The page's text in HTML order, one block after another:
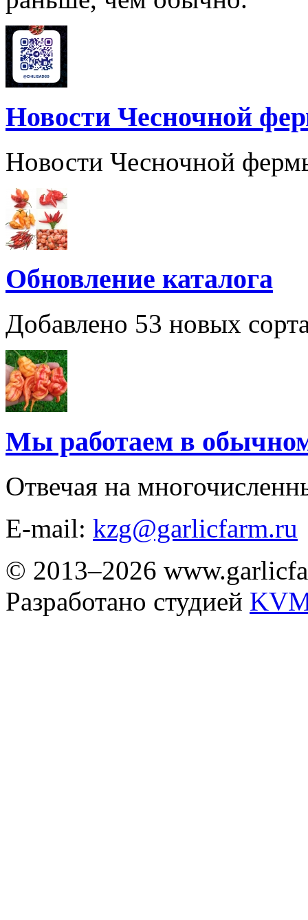
Новости Чесночной
Новости Чесночной
Обновление каталога
Добавлено 53 новых
Мы работаем в
Отвечая на
E-mail: kzg@garlicfarm.ru
© 2013–2026
Разработано студией